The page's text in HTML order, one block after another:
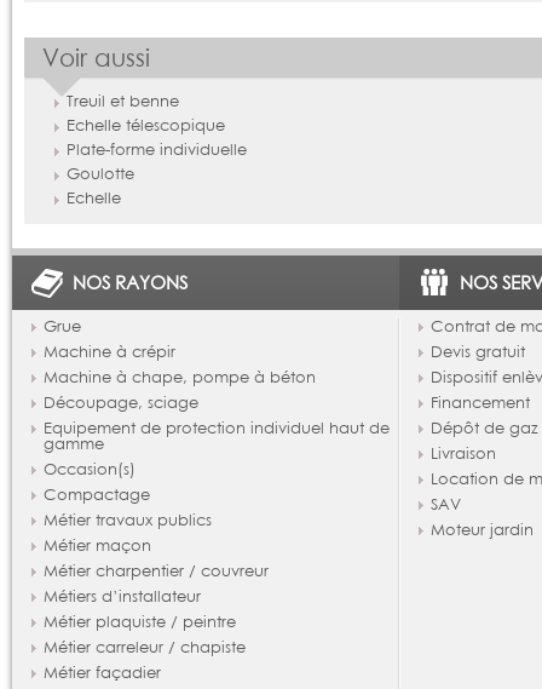
Voir aussi
Treuil et benne
Echelle télescopique
Plate-forme individuelle
Goulotte
Echelle
NOS RAYONS
Grue
Machine à crépir
Machine à chape, pompe à béton
Découpage, sciage
Equipement de protection individuel haut de
gamme
Occasion(s)
Compactage
Métier travaux publics
Métier maçon
Métier charpentier / couvreur
Métiers d’installateur
Métier plaquiste / peintre
Métier carreleur / chapiste
Métier façadier
NOS
Contrat de
Devis gratuit
Dispositif
Financement
Dépôt de gaz
Livraison
Location de
SAV
Moteur jardin